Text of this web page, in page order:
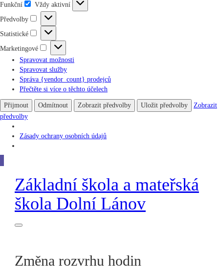
Funkční
Funkční
Vždy aktivní
Předvolby
Předvolby
Statistické
Statistické
Marketingové
Marketingové
Spravovat možnosti
Spravovat služby
Správa {vendor_count} prodejců
Přečtěte si více o těchto účelech
Přijmout Odmítnout Zobrazit předvolby Uložit předvolby
Zobrazit
předvolby
Zásady ochrany osobních údajů
Základní škola a mateřská
škola Dolní Lánov
Změna rozvrhu hodin